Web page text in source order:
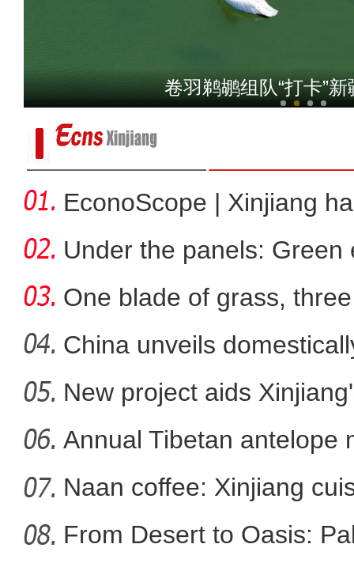
新疆伊宁：小牛深陷粪泥仅露
2026年环阿尔泰次区域国际
卷羽鹈鹕组队“打卡”
EconoScope | Xinjiang
energ
Under the panels: Green
more
One blade of grass,
China unveils
f
New project aids
Annual Tibetan antelope
Naan coffee: Xinjiang
From Desert to Oasis: